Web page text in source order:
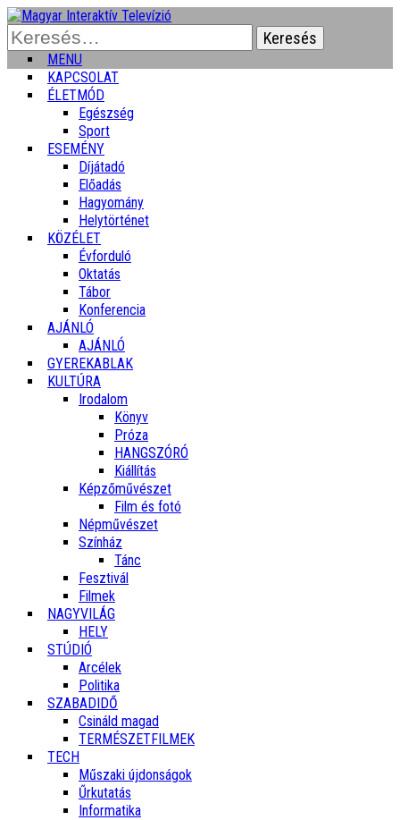
Keresés:
MENU
KAPCSOLAT
ÉLETMÓD
Egészség
Sport
ESEMÉNY
Díjátadó
Előadás
Hagyomány
Helytörténet
KÖZÉLET
Évforduló
Oktatás
Tábor
Konferencia
AJÁNLÓ
AJÁNLÓ
GYEREKABLAK
KULTÚRA
Irodalom
Könyv
Próza
HANGSZÓRÓ
Kiállítás
Képzőművészet
Film és fotó
Népművészet
Színház
Tánc
Fesztivál
Filmek
NAGYVILÁG
HELY
STÚDIÓ
Arcélek
Politika
SZABADIDŐ
Csináld magad
TERMÉSZETFILMEK
TECH
Műszaki újdonságok
Űrkutatás
Informatika